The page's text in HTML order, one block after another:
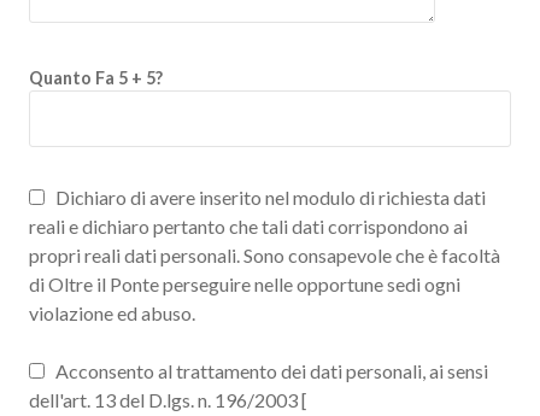
Quanto Fa 5 + 5?
Dichiaro di avere inserito nel modulo di richiesta dati
reali e dichiaro pertanto che tali dati corrispondono ai
propri reali dati personali. Sono consapevole che è facoltà
di Oltre il Ponte perseguire nelle opportune sedi ogni
violazione ed abuso.
Acconsento al trattamento dei dati personali, ai sensi
dell'art. 13 del D.lgs. n. 196/2003 [